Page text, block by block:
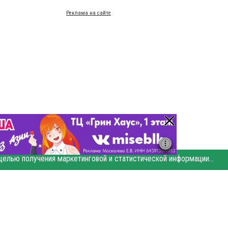
Реклама на сайте
Этот сайт использует «cookies». Также сайт использует интернет-сервис для сбора технических данных касательно посетителей с целью получения маркетинговой и статистической информации. Условия обработки данных посетителей сайта см.